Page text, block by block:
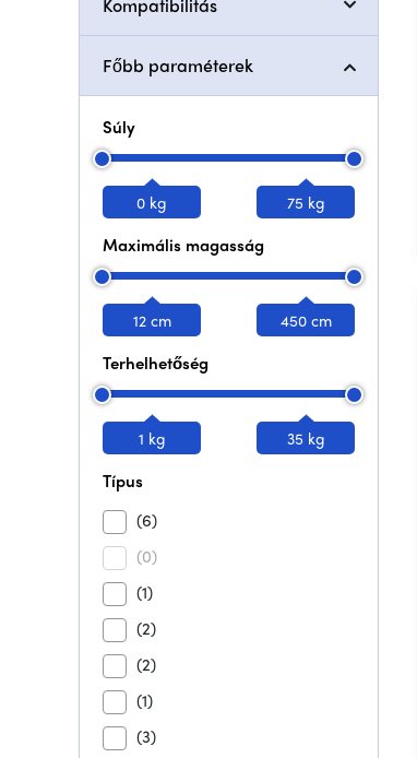
Főbb paraméterek
Súly
0 kg 75 kg
Maximális magasság
12 cm 450 cm
Terhelhetőség
1 kg 35 kg
Típus
(6)
(0)
(1)
(2)
(2)
(1)
(3)